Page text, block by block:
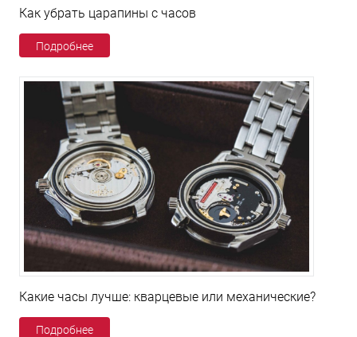
Как убрать царапины с часов
Подробнее
Какие часы лучше: кварцевые или механические?
Подробнее